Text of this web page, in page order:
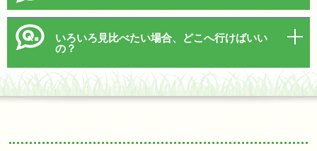
いろいろ見比べたい場合、どこへ行けばいい
の？